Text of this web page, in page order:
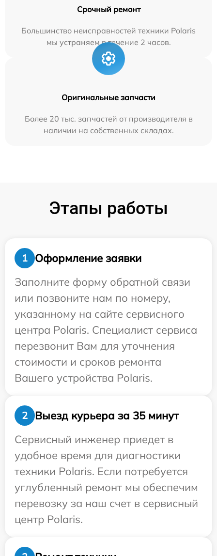
Срочный ремонт
Большинство неисправностей техники Polaris
мы устраняем в течение 2 часов.
Оригинальные запчасти
Более 20 тыс. запчастей от производителя в
наличии на собственных складах.
Этапы работы
1
Оформление заявки
Заполните форму обратной связи
или позвоните нам по номеру,
указанному на сайте сервисного
центра Polaris. Специалист сервиса
перезвонит Вам для уточнения
стоимости и сроков ремонта
Вашего устройства Polaris.
2
Выезд курьера за 35 минут
Сервисный инженер приедет в
удобное время для диагностики
техники Polaris. Если потребуется
углубленный ремонт мы обеспечим
перевозку за наш счет в сервисный
центр Polaris.